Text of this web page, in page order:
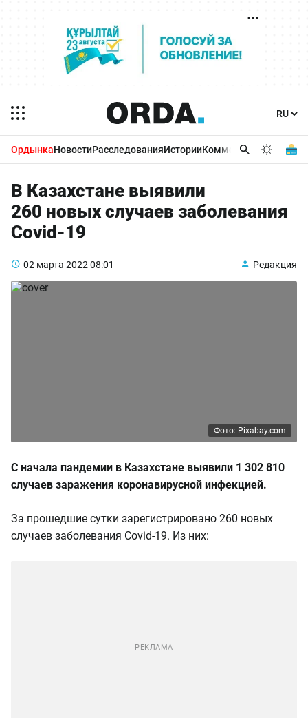
ОрдынкаНовостиРасследованияИсторииКомментарииБизнес
В Казахстане выявили
260 новых случаев заболевания
Covid-19
02 марта 2022 08:01 Редакция
Фото: Pixabay.com
С начала пандемии в Казахстане выявили 1 302 810
случаев заражения коронавирусной инфекцией.
За прошедшие сутки зарегистрировано 260 новых
случаев заболевания Covid-19. Из них: